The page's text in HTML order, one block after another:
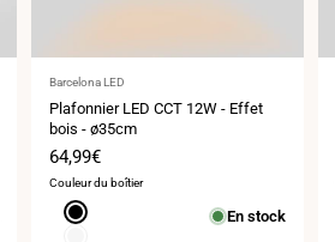
Fournisseur
:
Barcelona LED
Plafonnier LED CCT 12W - Effet
bois - ø35cm
Prix
de
vente
64,99€
Couleur du boîtier
Noir
En stock